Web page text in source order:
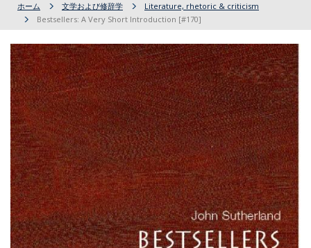
ホーム 文学および修辞学
Literature, rhetoric & criticism
Bestsellers: A Very Short Introduction [#170]